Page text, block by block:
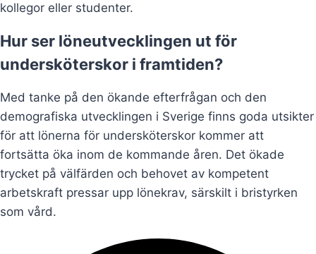
kollegor eller studenter.
Hur ser löneutvecklingen ut för
undersköterskor i framtiden?
Med tanke på den ökande efterfrågan och den
demografiska utvecklingen i Sverige finns goda utsikter
för att lönerna för undersköterskor kommer att
fortsätta öka inom de kommande åren. Det ökade
trycket på välfärden och behovet av kompetent
arbetskraft pressar upp lönekrav, särskilt i bristyrken
som vård.